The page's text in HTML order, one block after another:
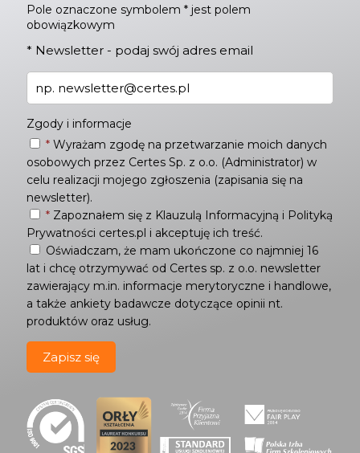
Pole oznaczone symbolem * jest polem
obowiązkowym
* Newsletter - podaj swój adres email
Zgody i informacje
* Wyrażam zgodę na przetwarzanie moich danych
osobowych przez Certes Sp. z o.o. (Administrator) w
celu realizacji mojego zgłoszenia (zapisania się na
newsletter).
* Zapoznałem się z Klauzulą Informacyjną i Polityką
Prywatności certes.pl i akceptuję ich treść.
Oświadczam, że mam ukończone co najmniej 16
lat i chcę otrzymywać od Certes sp. z o.o. newsletter
zawierający m.in. informacje merytoryczne i handlowe,
a także ankiety badawcze dotyczące opinii nt.
produktów oraz usług.